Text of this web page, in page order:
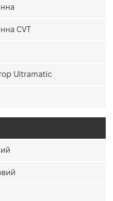
CVT
Ultramatic